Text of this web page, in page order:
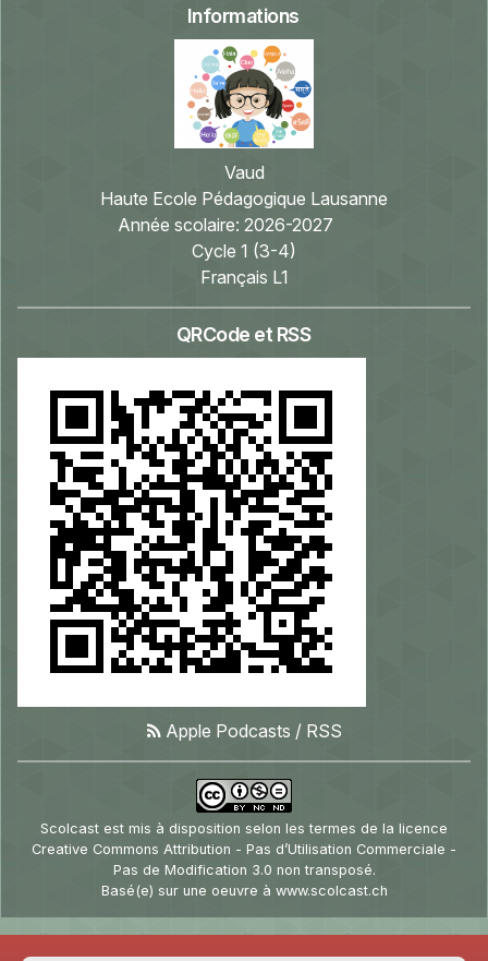
Informations
Vaud
Haute Ecole Pédagogique Lausanne
Année scolaire: 2026-2027
Cycle 1 (3-4)
Français L1
QRCode et RSS
Apple Podcasts / RSS
Scolcast est mis à disposition selon les termes de la licence
Creative Commons Attribution - Pas d’Utilisation Commerciale -
Pas de Modification 3.0 non transposé.
Basé(e) sur une oeuvre à www.scolcast.ch